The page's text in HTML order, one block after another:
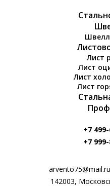
Лист
Лист
Лист
Лист
+7
+7
142003,